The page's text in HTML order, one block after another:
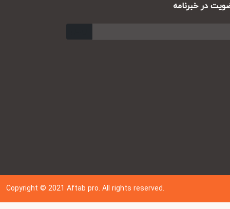
در خبرنامه
Copyright © 202 1Aftab pro. All rights reserved.